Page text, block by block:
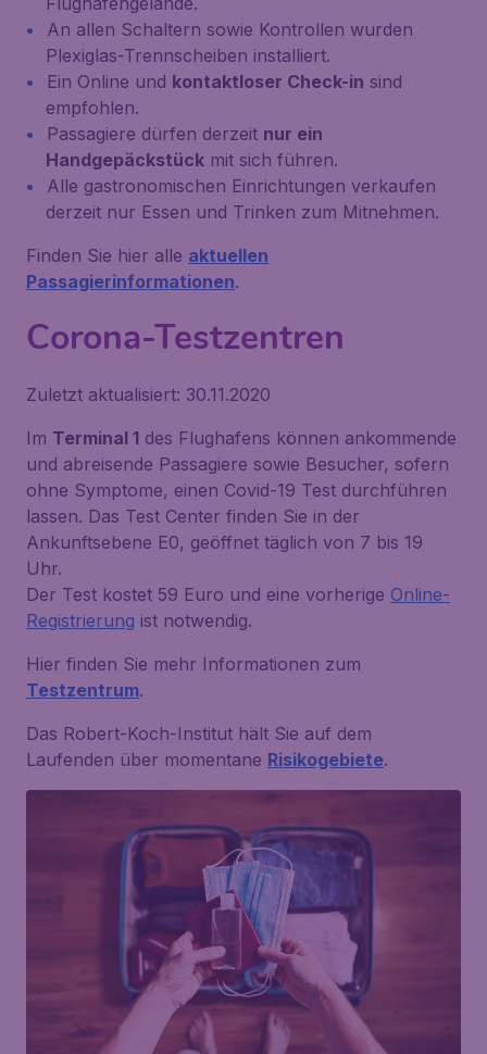
An allen Schaltern sowie Kontrollen wurden
Plexiglas-Trennscheiben installiert.
Ein Online und kontaktloser Check-in sind
empfohlen.
Passagiere dürfen derzeit nur ein
Handgepäckstück mit sich führen.
Alle gastronomischen Einrichtungen verkaufen
derzeit nur Essen und Trinken zum Mitnehmen.
Finden Sie hier alle aktuellen
Passagierinformationen.
Corona-Testzentren
Zuletzt aktualisiert: 30.11.2020
Im Terminal 1 des Flughafens können ankommende
und abreisende Passagiere sowie Besucher, sofern
ohne Symptome, einen Covid-19 Test durchführen
lassen. Das Test Center finden Sie in der
Ankunftsebene E0, geöffnet täglich von 7 bis 19
Uhr.
Der Test kostet 59 Euro und eine vorherige Online-
Registrierung ist notwendig.
Hier finden Sie mehr Informationen zum
Testzentrum.
Das Robert-Koch-Institut hält Sie auf dem
Laufenden über momentane Risikogebiete.